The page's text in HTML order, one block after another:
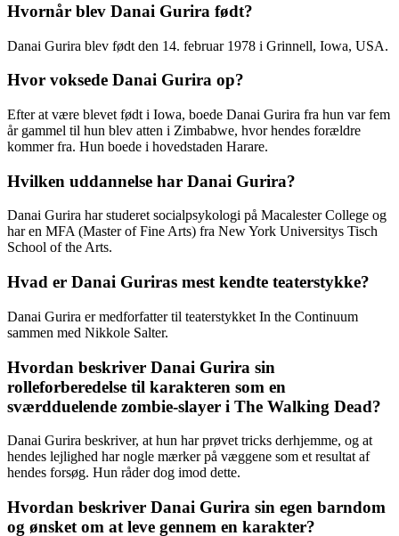
Hvornår blev Danai Gurira født?
Danai Gurira blev født den 14. februar 1978 i Grinnell, Iowa, USA.
Hvor voksede Danai Gurira op?
Efter at være blevet født i Iowa, boede Danai Gurira fra hun var fem
år gammel til hun blev atten i Zimbabwe, hvor hendes forældre
kommer fra. Hun boede i hovedstaden Harare.
Hvilken uddannelse har Danai Gurira?
Danai Gurira har studeret socialpsykologi på Macalester College og
har en MFA (Master of Fine Arts) fra New York Universitys Tisch
School of the Arts.
Hvad er Danai Guriras mest kendte teaterstykke?
Danai Gurira er medforfatter til teaterstykket In the Continuum
sammen med Nikkole Salter.
Hvordan beskriver Danai Gurira sin
rolleforberedelse til karakteren som en
sværdduelende zombie-slayer i The Walking Dead?
Danai Gurira beskriver, at hun har prøvet tricks derhjemme, og at
hendes lejlighed har nogle mærker på væggene som et resultat af
hendes forsøg. Hun råder dog imod dette.
Hvordan beskriver Danai Gurira sin egen barndom
og ønsket om at leve gennem en karakter?